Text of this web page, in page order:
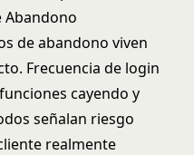
Abandono
de abandono viven
Frecuencia de login
cayendo y
señalan riesgo
realmente